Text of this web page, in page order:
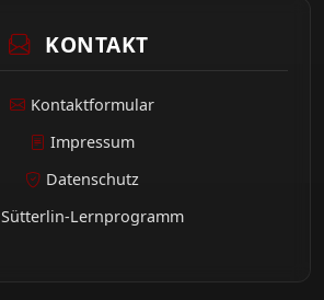
KONTAKT
Kontaktformular
Impressum
Datenschutz
Sütterlin-Lernprogramm